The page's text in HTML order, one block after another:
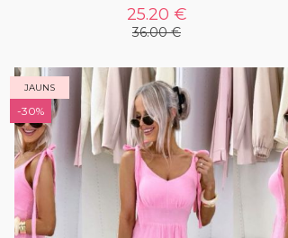
25.20 €
36.00 €
JAUNS
-30%